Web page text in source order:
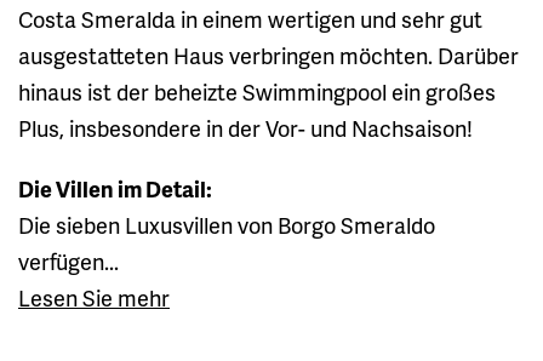
Costa Smeralda in einem wertigen und sehr gut
ausgestatteten Haus verbringen möchten. Darüber
hinaus ist der beheizte Swimmingpool ein großes
Plus, insbesondere in der Vor- und Nachsaison!
Die Villen im Detail:
Die sieben Luxusvillen von Borgo Smeraldo
verfügen...
Lesen Sie mehr